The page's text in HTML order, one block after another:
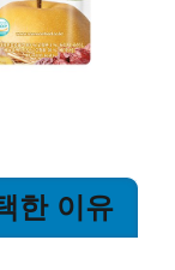
한 이유